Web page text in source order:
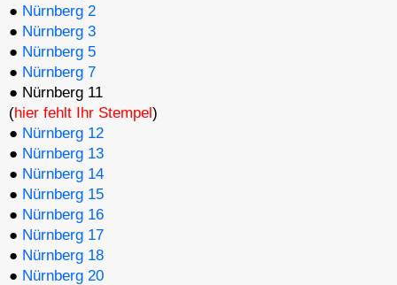
● Nürnberg 2
● Nürnberg 3
● Nürnberg 5
● Nürnberg 7
● Nürnberg 11
(hier fehlt Ihr Stempel)
● Nürnberg 12
● Nürnberg 13
● Nürnberg 14
● Nürnberg 15
● Nürnberg 16
● Nürnberg 17
● Nürnberg 18
● Nürnberg 20